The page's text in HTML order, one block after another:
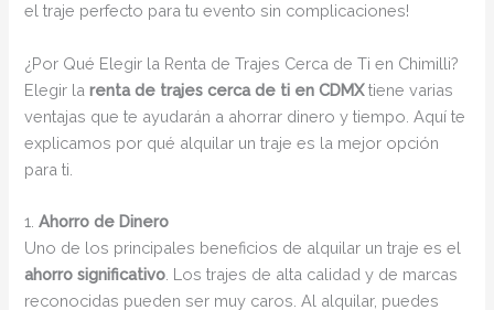
el traje perfecto para tu evento sin complicaciones!
¿Por Qué Elegir la Renta de Trajes Cerca de Ti en Chimilli?
Elegir larenta de trajes cerca de ti en CDMXtiene varias
ventajas que te ayudarán a ahorrar dinero y tiempo. Aquí te
explicamos por qué alquilar un traje es la mejor opción
para ti.
1.Ahorro de Dinero
Uno de los principales beneficios de alquilar un traje es el
ahorro significativo . Los trajes de alta calidad y de marcas
reconocidas pueden ser muy caros. Al alquilar, puedes